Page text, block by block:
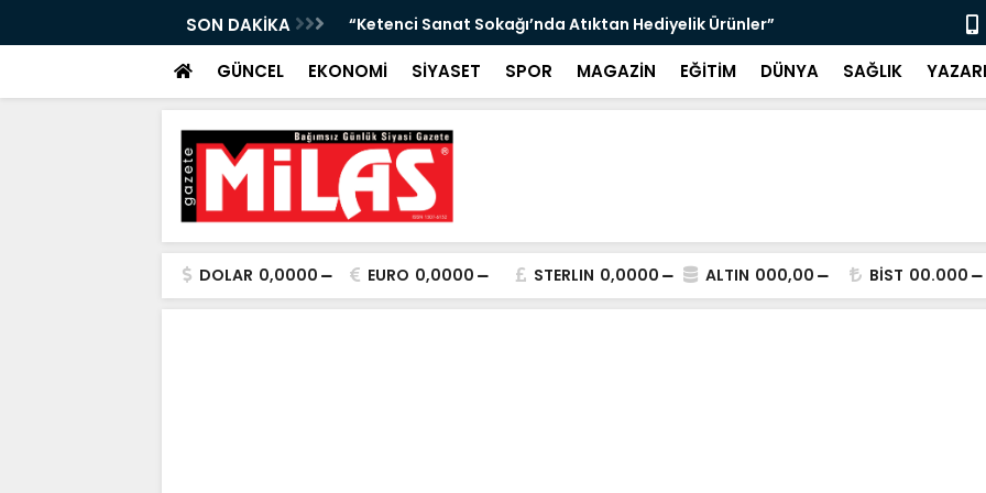
SON DAKİKA
Atıktan Hediyelik Ürünler” “Yaya Güvenliği İçin Zabıta Denetimleri Devam Ediyor” "Bir
GÜNCEL EKONOMİ SİYASET SPOR MAGAZİN EĞİTİM DÜNYA SAĞLIK
DOLAR 0,0000 EURO 0,0000 STERLIN 0,0000 ALTIN 000,00 BİST 00.000